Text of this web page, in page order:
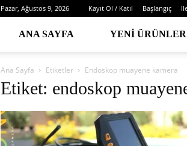
Pazar, Ağustos 9, 2026 Kayıt Ol / Katıl Başlangıç
ANA SAYFA YENI ÜRÜNLER
Ana Sayfa Etiketler Endoskop muayene kamera
Etiket: endoskop